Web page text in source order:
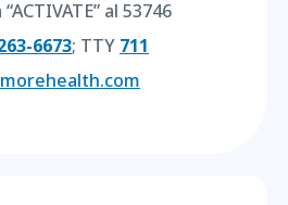
al 53746
6673; TTY 711